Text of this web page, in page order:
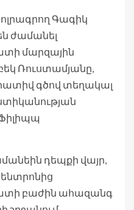
Գագիկ
ժամանել
մարզային
Ռուստամյանը,
գծով տեղակալ
դեպքի վայր,
բաժին ահազանգ